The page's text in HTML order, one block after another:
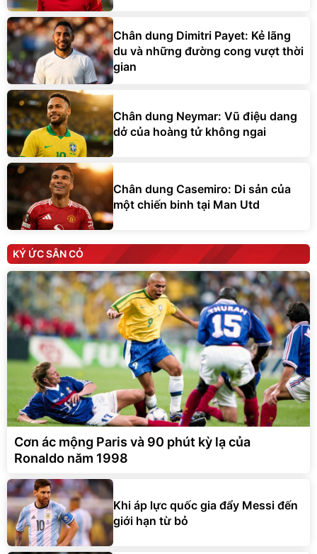
Chân dung Dimitri Payet: Kẻ lãng
du và những đường cong vượt thời
gian
Chân dung Neymar: Vũ điệu dang
dở của hoàng tử không ngai
Chân dung Casemiro: Di sản của
một chiến binh tại Man Utd
KÝ ỨC SÂN CỎ
Cơn ác mộng Paris và 90 phút kỳ lạ của
Ronaldo năm 1998
Khi áp lực quốc gia đẩy Messi đến
giới hạn từ bỏ